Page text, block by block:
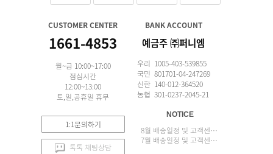
CUSTOMER CENTER
1661-4853
월~금 10:00~17:00
점심시간
12:00~13:00
토,일,공휴일 휴무
1:1문의하기
톡톡 채팅상담
BANK ACCOUNT
예금주 ㈜퍼니엠
우리 1005-403-539855
국민 801701-04-247269
신한 140-012-364520
농협 301-0237-2045-21
NOTICE
8월 배송일정 및 고객센터 업무 안내
7월 배송일정 및 고객센터 업무 안내